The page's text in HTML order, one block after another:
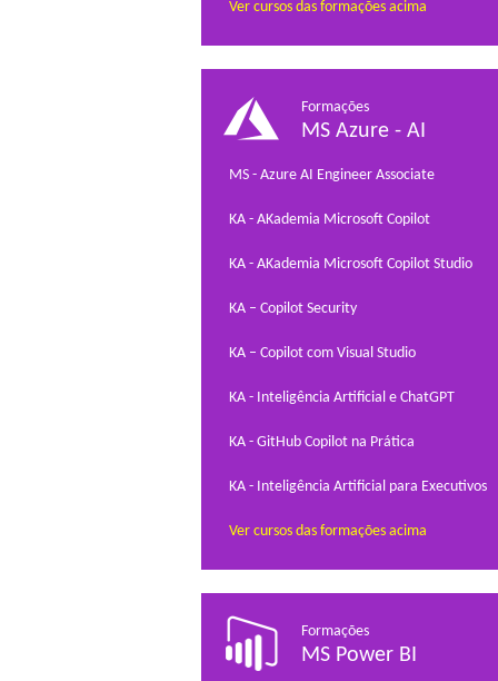
Ver cursos das formações acima
Formações
MS Azure - AI
MS - Azure AI Engineer Associate
KA - AKademia Microsoft Copilot
KA - AKademia Microsoft Copilot Studio
KA – Copilot Security
KA – Copilot com Visual Studio
KA - Inteligência Artificial e ChatGPT
KA - GitHub Copilot na Prática
KA - Inteligência Artificial para Executivos
Ver cursos das formações acima
Formações
MS Power BI